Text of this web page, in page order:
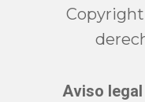
Copyright
Aviso